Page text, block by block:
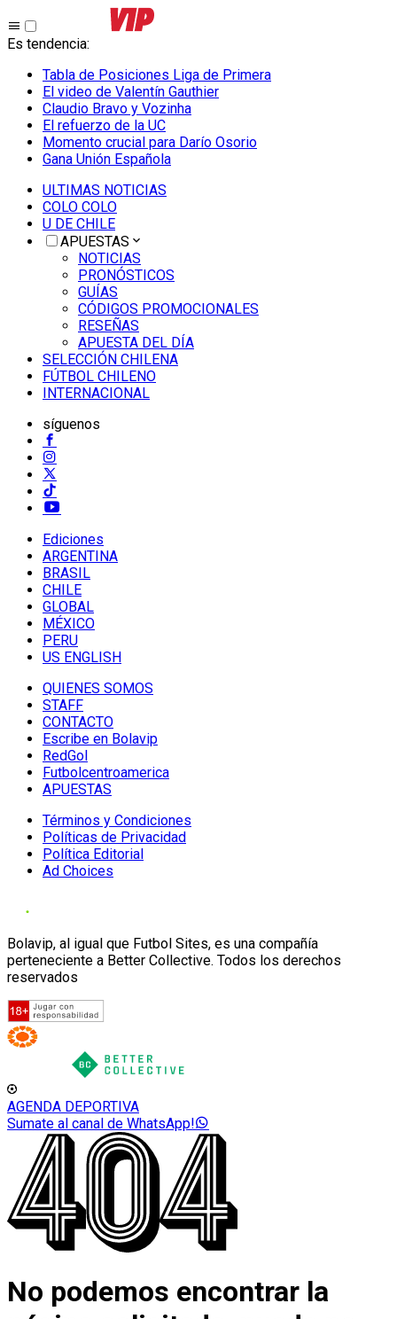
Es tendencia:
Tabla de Posiciones Liga de Primera
El video de Valentín Gauthier
Claudio Bravo y Vozinha
El refuerzo de la UC
Momento crucial para Darío Osorio
Gana Unión Española
ULTIMAS NOTICIAS
COLO COLO
U DE CHILE
APUESTAS
NOTICIAS
PRONÓSTICOS
GUÍAS
CÓDIGOS PROMOCIONALES
RESEÑAS
APUESTA DEL DÍA
SELECCIÓN CHILENA
FÚTBOL CHILENO
INTERNACIONAL
síguenos
Ediciones
ARGENTINA
BRASIL
CHILE
GLOBAL
MÉXICO
PERU
US ENGLISH
QUIENES SOMOS
STAFF
CONTACTO
Escribe en Bolavip
RedGol
Futbolcentroamerica
APUESTAS
Términos y Condiciones
Políticas de Privacidad
Política Editorial
Ad Choices
Bolavip, al igual que Futbol Sites, es una compañía
perteneciente a Better Collective. Todos los derechos
reservados
AGENDA DEPORTIVA
Sumate al canal de WhatsApp!
No podemos encontrar la